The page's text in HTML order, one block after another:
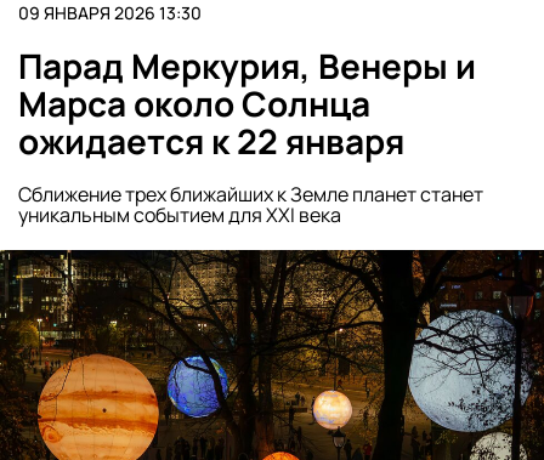
09 ЯНВАРЯ 2026 13:30
Парад Меркурия, Венеры и
Марса около Солнца
ожидается к 22 января
Сближение трех ближайших к Земле планет станет
уникальным событием для XXI века